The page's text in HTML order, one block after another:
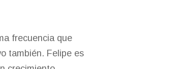
frecuencia que
también. Felipe es